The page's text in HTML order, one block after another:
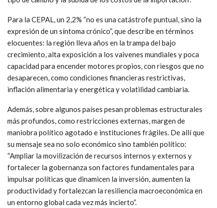
Para la CEPAL, un 2,2% “no es una catástrofe puntual, sino la
expresión de un síntoma crónico”, que describe en términos
elocuentes: la región lleva años en la trampa del bajo
crecimiento, alta exposición a los vaivenes mundiales y poca
capacidad para encender motores propios, con riesgos que no
desaparecen, como condiciones financieras restrictivas,
inflación alimentaria y energética y volatilidad cambiaria.
Además, sobre algunos países pesan problemas estructurales
más profundos, como restricciones externas, margen de
maniobra político agotado e instituciones frágiles. De allí que
su mensaje sea no solo económico sino también político:
“Ampliar la movilización de recursos internos y externos y
fortalecer la gobernanza son factores fundamentales para
impulsar políticas que dinamicen la inversión, aumenten la
productividad y fortalezcan la resiliencia macroeconómica en
un entorno global cada vez más incierto”.